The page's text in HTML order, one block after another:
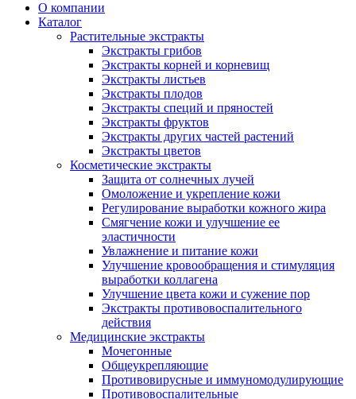
О компании
Каталог
Растительные экстракты
Экстракты грибов
Экстракты корней и корневищ
Экстракты листьев
Экстракты плодов
Экстракты специй и пряностей
Экстракты фруктов
Экстракты других частей растений
Экстракты цветов
Косметические экстракты
Защита от солнечных лучей
Омоложение и укрепление кожи
Регулирование выработки кожного жира
Смягчение кожи и улучшение ее
эластичности
Увлажнение и питание кожи
Улучшение кровообращения и стимуляция
выработки коллагена
Улучшение цвета кожи и сужение пор
Экстракты противовоспалительного
действия
Медицинские экстракты
Мочегонные
Общеукрепляющие
Противовирусные и иммуномодулирующие
Противовоспалительные